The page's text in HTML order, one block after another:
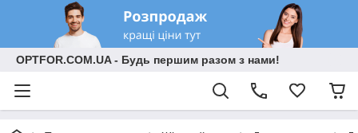
OPTFOR.COM.UA - Будь першим разом з нами!